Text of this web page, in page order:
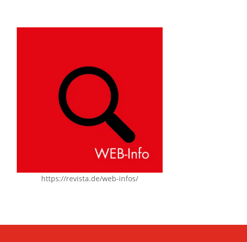
https://revista.de/web-infos/